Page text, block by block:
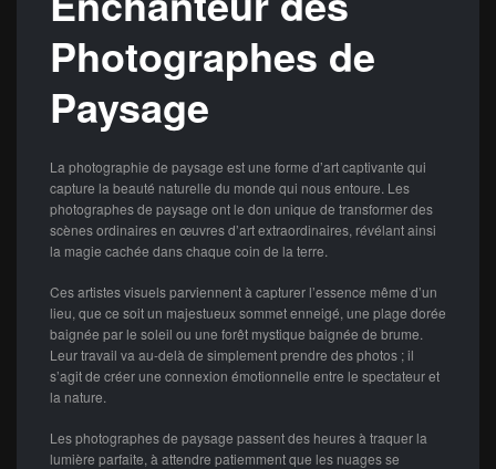
Photographes de
Paysage
La photographie de paysage est une forme d’art captivante qui
capture la beauté naturelle du monde qui nous entoure. Les
photographes de paysage ont le don unique de transformer des
scènes ordinaires en œuvres d’art extraordinaires, révélant ainsi
la magie cachée dans chaque coin de la terre.
Ces artistes visuels parviennent à capturer l’essence même d’un
lieu, que ce soit un majestueux sommet enneigé, une plage dorée
baignée par le soleil ou une forêt mystique baignée de brume.
Leur travail va au-delà de simplement prendre des photos ; il
s’agit de créer une connexion émotionnelle entre le spectateur et
la nature.
Les photographes de paysage passent des heures à traquer la
lumière parfaite, à attendre patiemment que les nuages se